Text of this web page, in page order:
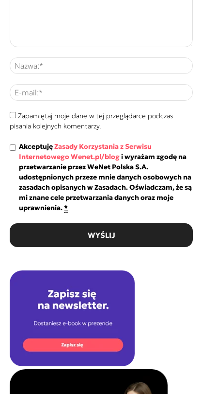
Zapamiętaj moje dane w tej przeglądarce podczas
pisania kolejnych komentarzy.
AkceptujęZasady Korzystania z Serwisu
Internetowego Wenet.pl/blogi wyrażam zgodę na
przetwarzanie przez WeNet Polska S.A.
udostępnionych przeze mnie danych osobowych na
zasadach opisanych w Zasadach. Oświadczam, że są
mi znane cele przetwarzania danych oraz moje
uprawnienia.*